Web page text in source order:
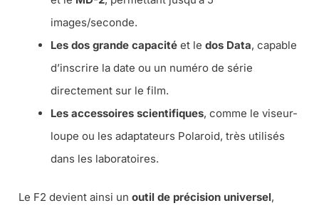
images/seconde.
Les dos grande capacité et le dos Data, capable
d’inscrire la date ou un numéro de série
directement sur le film.
Les accessoires scientifiques, comme le viseur-
loupe ou les adaptateurs Polaroid, très utilisés
dans les laboratoires.
Le F2 devient ainsi un outil de précision universel,